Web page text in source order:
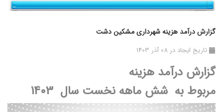
گزارش درآمد هزینه شهرداری مشکین دشت
تاریخ ایجاد در 08 آذر 1403
گزارش درآمد هزینه
مربوط به شش ماهه نخست سال 1403